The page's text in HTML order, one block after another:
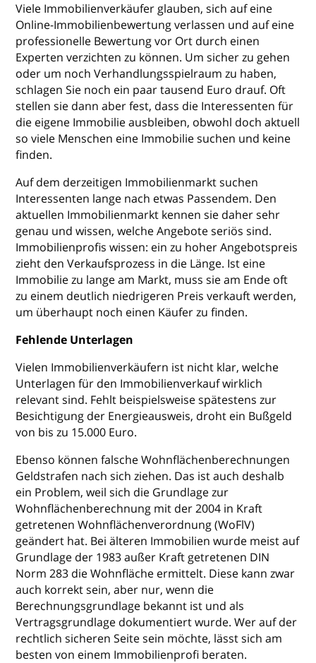
Viele Immobilienverkäufer glauben, sich auf eine
Online-Immobilienbewertung verlassen und auf eine
professionelle Bewertung vor Ort durch einen
Experten verzichten zu können. Um sicher zu gehen
oder um noch Verhandlungsspielraum zu haben,
schlagen Sie noch ein paar tausend Euro drauf. Oft
stellen sie dann aber fest, dass die Interessenten für
die eigene Immobilie ausbleiben, obwohl doch aktuell
so viele Menschen eine Immobilie suchen und keine
finden.
Auf dem derzeitigen Immobilienmarkt suchen
Interessenten lange nach etwas Passendem. Den
aktuellen Immobilienmarkt kennen sie daher sehr
genau und wissen, welche Angebote seriös sind.
Immobilienprofis wissen: ein zu hoher Angebotspreis
zieht den Verkaufsprozess in die Länge. Ist eine
Immobilie zu lange am Markt, muss sie am Ende oft
zu einem deutlich niedrigeren Preis verkauft werden,
um überhaupt noch einen Käufer zu finden.
Fehlende Unterlagen
Vielen Immobilienverkäufern ist nicht klar, welche
Unterlagen für den Immobilienverkauf wirklich
relevant sind. Fehlt beispielsweise spätestens zur
Besichtigung der Energieausweis, droht ein Bußgeld
von bis zu 15.000 Euro.
Ebenso können falsche Wohnflächenberechnungen
Geldstrafen nach sich ziehen. Das ist auch deshalb
ein Problem, weil sich die Grundlage zur
Wohnflächenberechnung mit der 2004 in Kraft
getretenen Wohnflächenverordnung (WoFlV)
geändert hat. Bei älteren Immobilien wurde meist auf
Grundlage der 1983 außer Kraft getretenen DIN
Norm 283 die Wohnfläche ermittelt. Diese kann zwar
auch korrekt sein, aber nur, wenn die
Berechnungsgrundlage bekannt ist und als
Vertragsgrundlage dokumentiert wurde. Wer auf der
rechtlich sicheren Seite sein möchte, lässt sich am
besten von einem Immobilienprofi beraten.